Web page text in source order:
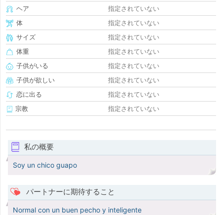
ヘア
指定されていない
体
指定されていない
サイズ
指定されていない
体重
指定されていない
子供がいる
指定されていない
子供が欲しい
指定されていない
恋に出る
指定されていない
宗教
指定されていない
私の概要
Soy un chico guapo
パートナーに期待すること
Normal con un buen pecho y inteligente